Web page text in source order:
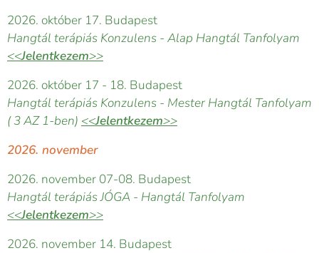
2026. október 17. Budapest
Hangtál terápiás Konzulens - Alap Hangtál Tanfolyam
<<Jelentkezem>>
2026. október 17 - 18. Budapest
Hangtál terápiás Konzulens - Mester Hangtál Tanfolyam
( 3 AZ 1-ben) <<Jelentkezem>>
2026. november
2026. november 07-08. Budapest
Hangtál terápiás JÓGA - Hangtál Tanfolyam
<<Jelentkezem>>
2026. november 14. Budapest